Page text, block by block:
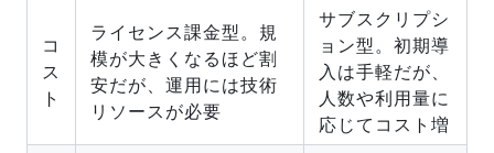
コ
ス
ト
ライセンス課金型。規
模が大きくなるほど割
安だが、運用には技術
リソースが必要
サブスクリプシ
ョン型。初期導
入は手軽だが、
人数や利用量に
応じてコスト増